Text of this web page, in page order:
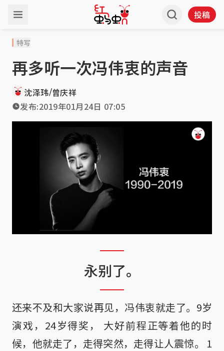
投稿
特写
再多听一次冯伟衷的声音
沈泽玮/曾庆祥
发布:2019年01月24日 07:05
永别了。
还来不及和大家说再见，冯伟衷就走了。9岁
演戏，24岁得奖， 大好前程正等着他的时
候，他就走了，走得突然，走得让人震惊。 1